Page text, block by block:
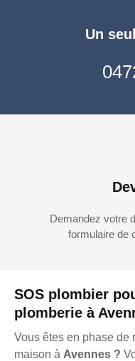
SOS plombier
plomberie à
Vous êtes en phase de
maison à Avennes ?
Un
Demandez votre
formulaire de